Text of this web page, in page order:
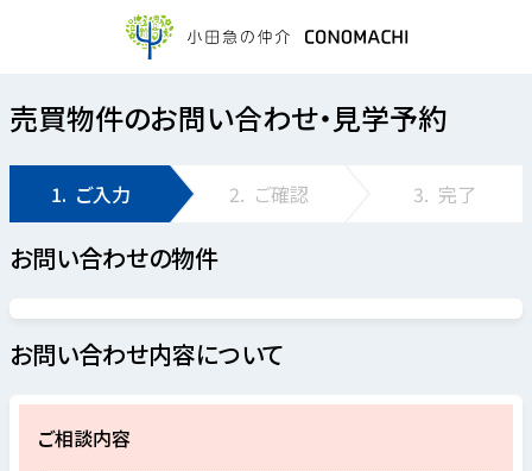
売買物件のお問い合わせ・見学予約
1. ご入力 2. ご確認 3. 完了
お問い合わせの物件
お問い合わせ内容について
ご相談内容